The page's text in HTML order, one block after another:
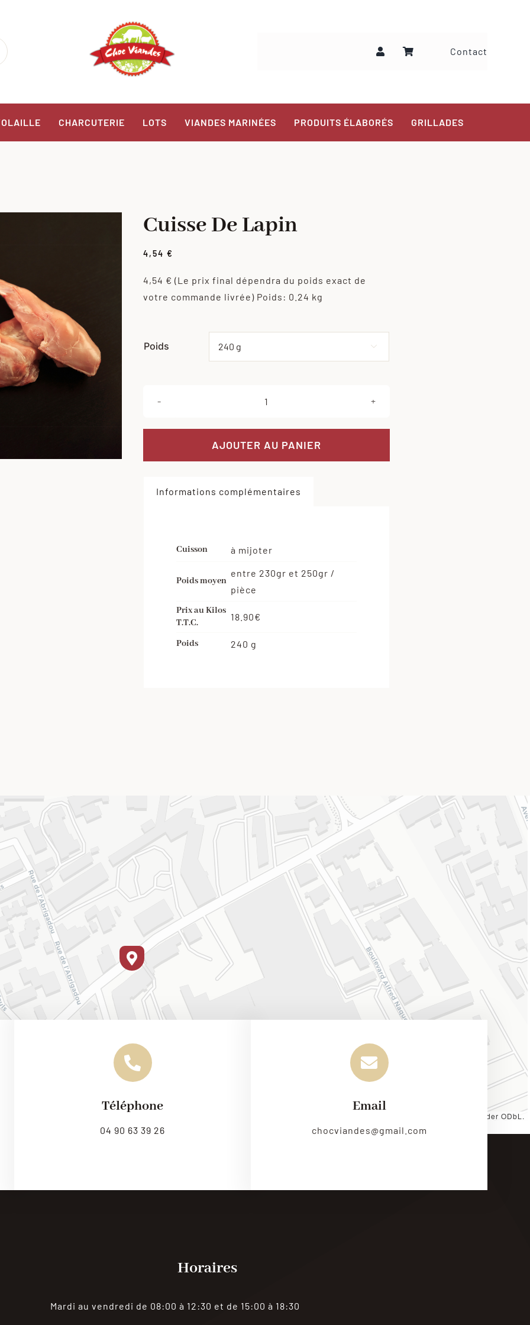
Contact
CHARCUTERIE LOTS VIANDES MARINÉES PRODUITS ÉLABORÉS GRILLADES
Cuisse De Lapin
4,54 €
4,54 € (Le prix final dépendra du poids exact de
votre commande livrée) Poids: 0.24 kg
Poids 
Effacer
quantité
Cuisse
AJOUTER AU PANIER
Informations complémentaires
Cuisson à mijoter
Poids moyen
entre 230gr et 250gr /
pièce
Prix au Kilos
T.T.C.
18.90€
Poids 240 g
, under ODbL.
Téléphone
04 90 63 39 26
Email
chocviandes@gmail.com
Horaires
Mardi au vendredi de 08:00 à 12:30 et de 15:00 à 18:30